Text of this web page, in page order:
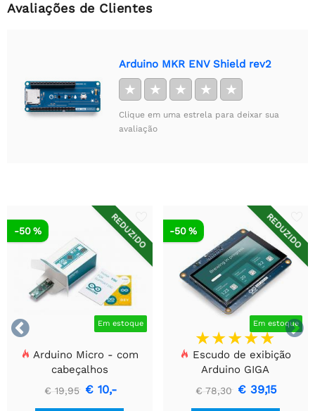
Avaliações de Clientes
Arduino MKR ENV Shield rev2
★ ★ ★ ★ ★
Clique em uma estrela para deixar sua
avaliação


REDUZIDO
Em estoque
-50 %
Arduino Micro - com
cabeçalhos
€ 19,95 € 10,-
REDUZIDO
Em estoque
-50 %
Escudo de exibição
Arduino GIGA
€ 78,30 € 39,15